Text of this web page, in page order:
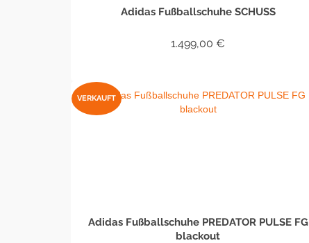
Adidas Fußballschuhe SCHUSS
1.499,00€
VERKAUFT
Adidas Fußballschuhe PREDATOR PULSE FG
blackout